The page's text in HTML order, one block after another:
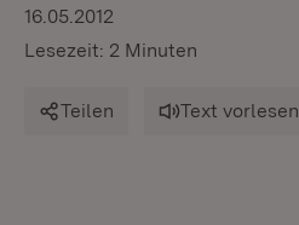
16.05.2012
Lesezeit: 2 Minuten
Teilen Text vorlesen